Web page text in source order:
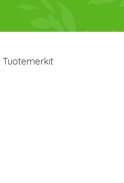
Tuotemerkit